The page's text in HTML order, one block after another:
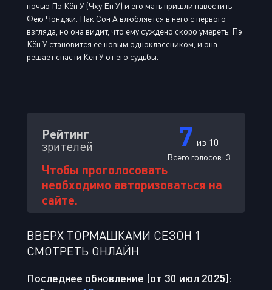
ночью Пэ Кён У (Чху Ён У) и его мать пришли навестить
Фею Чонджи. Пак Сон А влюбляется в него с первого
взгляда, но она видит, что ему суждено скоро умереть. Пэ
Кён У становится ее новым одноклассником, и она
решает спасти Кён У от его судьбы.
Рейтинг
зрителей 7 из 10
Всего голосов: 3
Чтобы проголосовать
необходимо авторизоваться на
сайте.
ВВЕРХ ТОРМАШКАМИ СЕЗОН 1
СМОТРЕТЬ ОНЛАЙН
Последнее обновление (от 30 июл 2025):